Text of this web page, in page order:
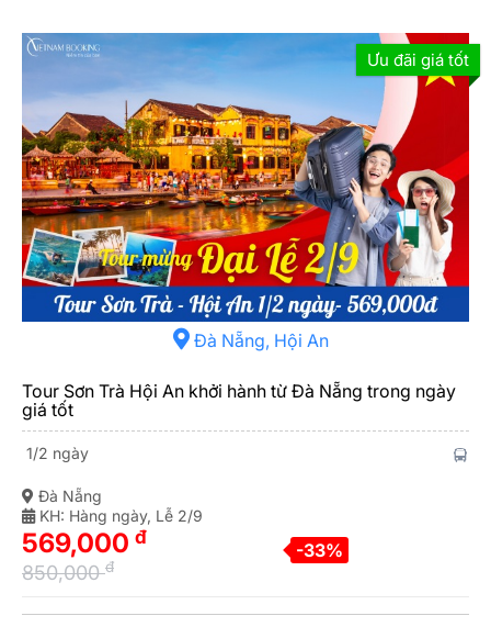
Ưu đãi giá tốt
Đà Nẵng, Hội An
Tour Sơn Trà Hội An khởi hành từ Đà Nẵng trong ngày
giá tốt
1/2 ngày
Đà Nẵng
KH: Hàng ngày, Lễ 2/9
569,000 đ
850,000đ
-33%